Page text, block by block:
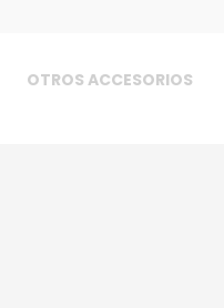
OTROS ACCESORIOS